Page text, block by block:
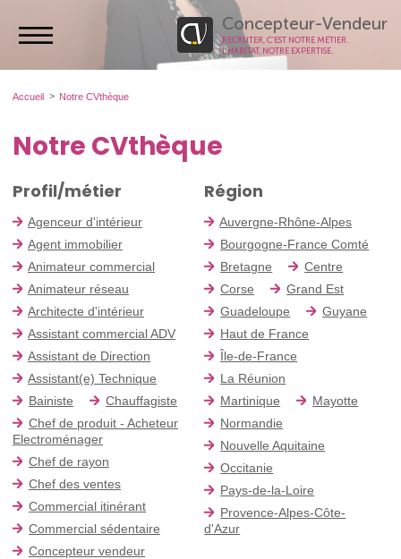
Concepteur-Vendeur
RECRUTER, C’EST NOTRE MÉTIER.
L’HABITAT, NOTRE EXPERTISE.
Accueil Notre CVthèque
Notre CVthèque
Profil/métier
Agenceur d'intérieur
Agent immobilier
Animateur commercial
Animateur réseau
Architecte d'intérieur
Assistant commercial ADV
Assistant de Direction
Assistant(e) Technique
Bainiste
Chauffagiste
Chef de produit - Acheteur
Electroménager
Chef de rayon
Chef des ventes
Commercial itinérant
Commercial sédentaire
Concepteur vendeur
Région
Auvergne-Rhône-Alpes
Bourgogne-France Comté
Bretagne
Centre
Corse
Grand Est
Guadeloupe
Guyane
Haut de France
Île-de-France
La Réunion
Martinique
Mayotte
Normandie
Nouvelle Aquitaine
Occitanie
Pays-de-la-Loire
Provence-Alpes-Côte-
d'Azur